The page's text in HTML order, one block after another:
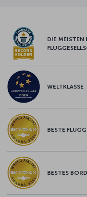
DIE MEISTEN
WELTKLASSE
BESTE
BESTES